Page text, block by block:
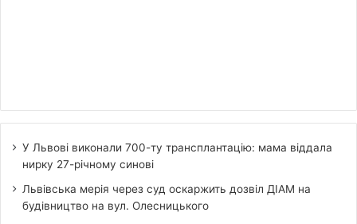
У Львові виконали 700-ту трансплантацію: мама віддала
нирку 27-річному синові
Львівська мерія через суд оскаржить дозвіл ДІАМ на
будівництво на вул. Олесницького